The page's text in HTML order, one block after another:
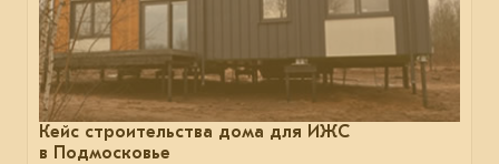
Кейс строительства дома для ИЖС
в Подмосковье